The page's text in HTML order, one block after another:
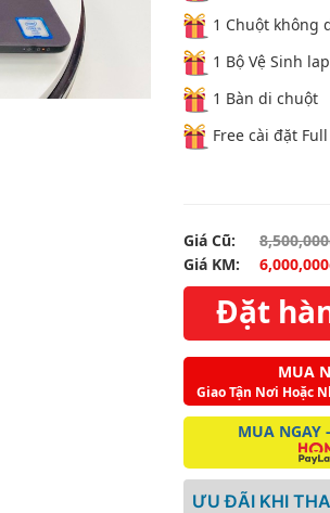
1 Chuột không
1 Bộ Vệ Sinh
1 Bàn di chuột
Free cài đặt
Giá Cũ:
Giá KM:
Đặt
MUA
Giao Tận Nơi Hoặc
MUA NGAY
ƯU ĐÃI KHI